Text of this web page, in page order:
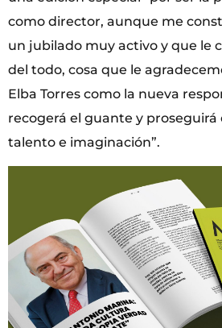
como director, aunque me
un jubilado muy activo y que le
del todo, cosa que le
Elba Torres como la nueva
recogerá el guante y proseguirá
talento e imaginación”.